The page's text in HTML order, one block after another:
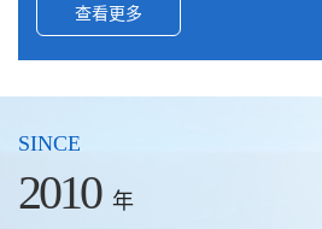
高精度的导航能力。
查看更多
能提供和支持舒适的手术姿势。
查看更多
查看更多
查看更多
查看更多
可靠性强。
查看更多
SINCE
2010 年